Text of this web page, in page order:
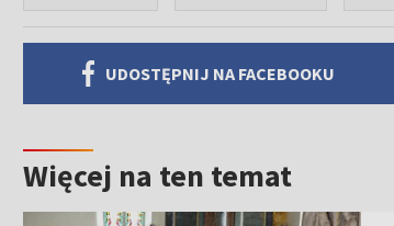
UDOSTĘPNIJ NA FACEBOOKU
Więcej na ten temat